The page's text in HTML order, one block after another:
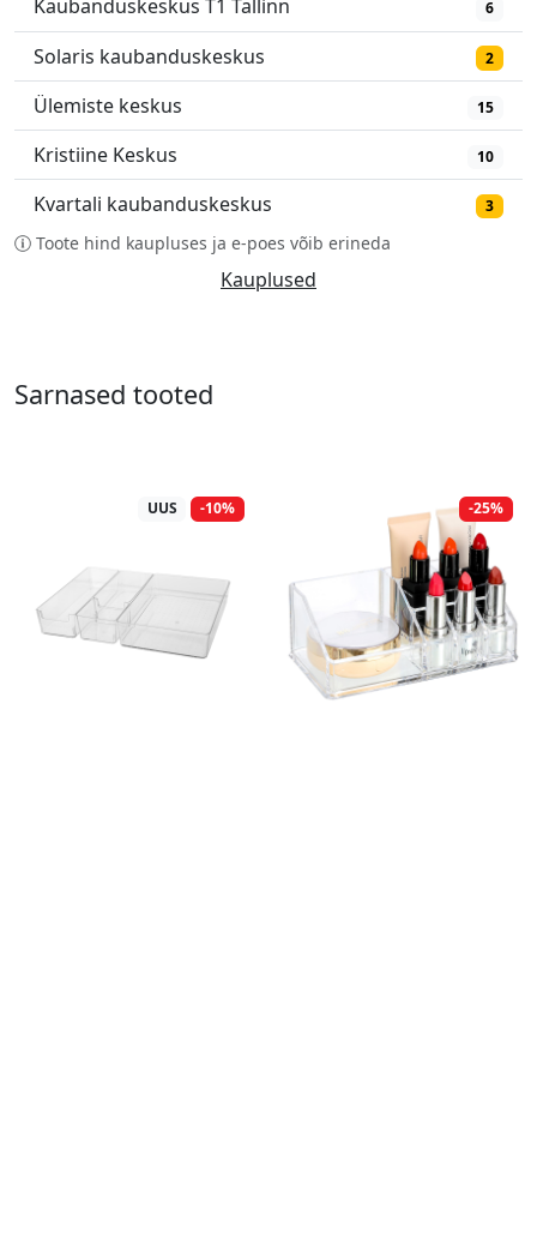
Kaubanduskeskus T1 Tallinn 6
Solaris kaubanduskeskus 2
Ülemiste keskus 15
Kristiine Keskus 10
Kvartali kaubanduskeskus 3
Toote hind kaupluses ja e-poes võib erineda
Kauplused
Sarnased tooted
UUS -10% -25%